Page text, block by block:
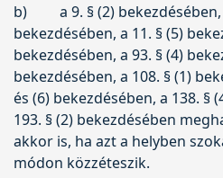
b)
a 9. § (2)
bekezdésében, a 11. § (5)
bekezdésében, a 93. § (4)
bekezdésében, a 108. § (1)
és (6) bekezdésében, a 138. §
193. § (2) bekezdésében
akkor is, ha azt a helyben
módon közzéteszik.